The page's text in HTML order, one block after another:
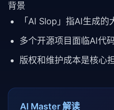
背景
「AI Slop」指AI生成的
多个开源项目面临AI代
版权和维护成本是核心
AI Master 解读